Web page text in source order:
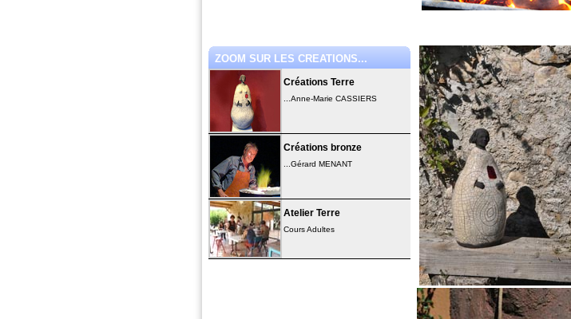
ZOOM SUR LES CREATIONS...
Créations Terre
...Anne-Marie CASSIERS
Créations bronze
...Gérard MENANT
Atelier Terre
Cours Adultes